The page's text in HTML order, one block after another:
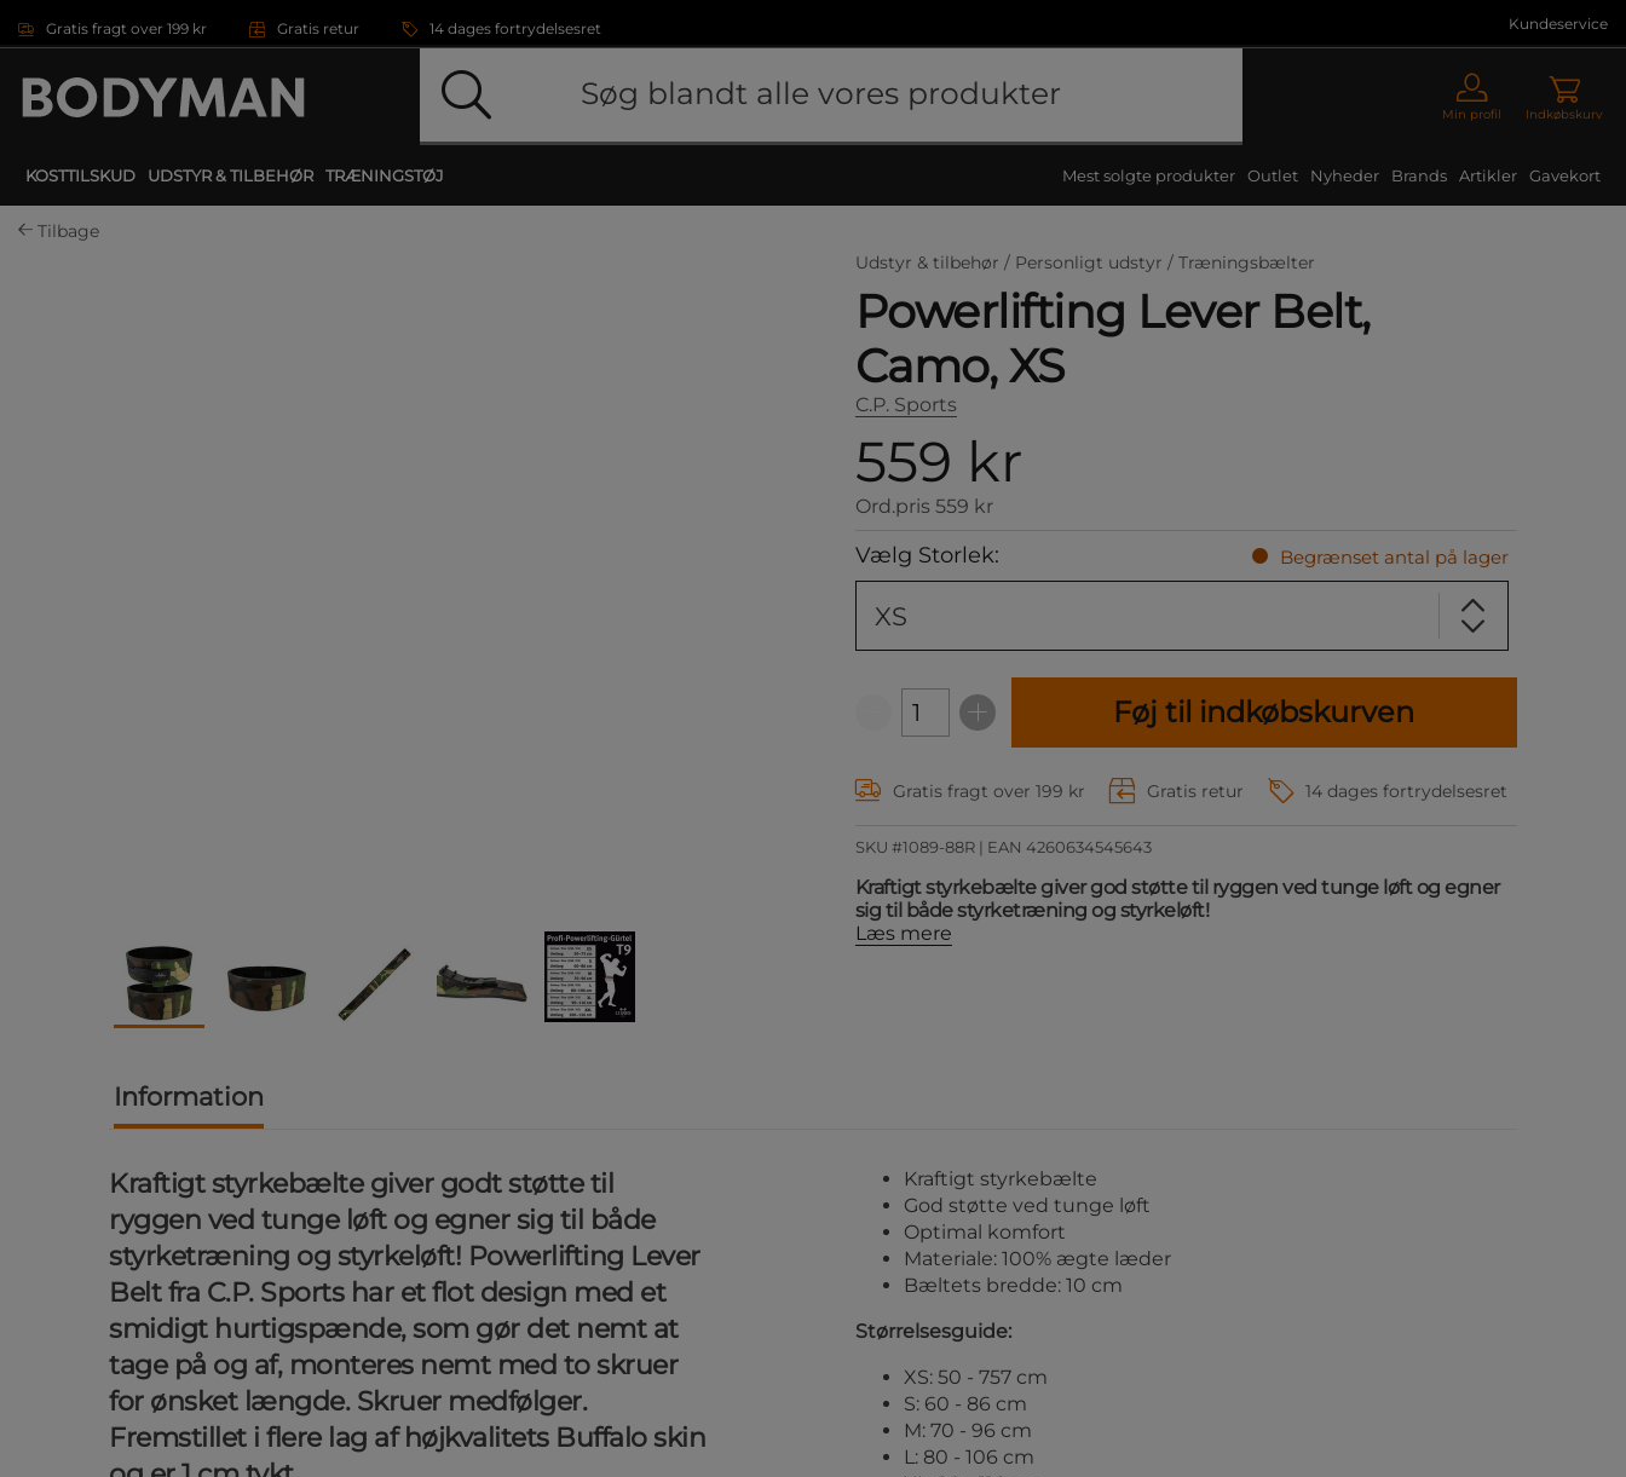
Gratis fragt over 199 kr Gratis retur 14 dages fortrydelsesret Kundeservice
Min profil Indkøbskurv
KOSTTILSKUD UDSTYR & TILBEHØR TRÆNINGSTØJ Mest solgte produkter Outlet Nyheder Brands Artikler Gavekort
Tilbage
Udstyr & tilbehør / Personligt udstyr / Træningsbælter
Powerlifting Lever Belt,
Camo, XS
C.P. Sports
559 kr
Ord.pris 559 kr
Vælg Storlek: Begrænset antal på lager
XS
Føj til indkøbskurven
Gratis fragt over 199 kr Gratis retur 14 dages fortrydelsesret
SKU #1089-88R | EAN 4260634545643
Kraftigt styrkebælte giver god støtte til ryggen ved tunge løft og egner
sig til både styrketræning og styrkeløft!
Læs mere
Information
Kraftigt styrkebælte giver godt støtte til
ryggen ved tunge løft og egner sig til både
styrketræning og styrkeløft! Powerlifting Lever
Belt fra C.P. Sports har et flot design med et
smidigt hurtigspænde, som gør det nemt at
tage på og af, monteres nemt med to skruer
for ønsket længde. Skruer medfølger.
Fremstillet i flere lag af højkvalitets Buffalo skin
Kraftigt styrkebælte
God støtte ved tunge løft
Optimal komfort
Materiale: 100% ægte læder
Bæltets bredde: 10 cm
Størrelsesguide:
XS: 50 - 757 cm
S: 60 - 86 cm
M: 70 - 96 cm
L: 80 - 106 cm